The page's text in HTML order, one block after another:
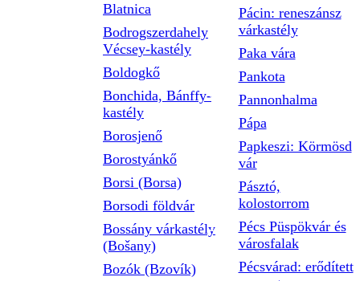
Blatnica
Bodrogszerdahely
Vécsey-kastély
Boldogkő
Bonchida, Bánffy-
kastély
Borosjenő
Borostyánkő
Borsi (Borsa)
Borsodi földvár
Bossány várkastély
(Bošany)
Bozók (Bzovík)
Pácin: reneszánsz
várkastély
Paka vára
Pankota
Pannonhalma
Pápa
Papkeszi: Körmösd
vár
Pásztó,
kolostorrom
Pécs Püspökvár és
városfalak
Pécsvárad: erődített